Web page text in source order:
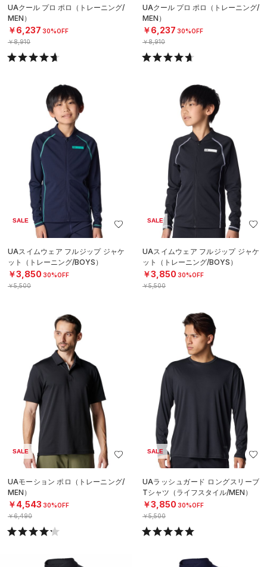
UAクール プロ ポロ（トレーニング/
MEN）
￥6,237 30%OFF
￥8,910
UAクール プロ ポロ（トレーニング/
MEN）
￥6,237 30%OFF
￥8,910
SALE
UAスイムウェア フルジップ ジャケ
ット（トレーニング/BOYS）
￥3,850 30%OFF
￥5,500
SALE
UAスイムウェア フルジップ ジャケ
ット（トレーニング/BOYS）
￥3,850 30%OFF
￥5,500
SALE
UAモーション ポロ（トレーニング/
MEN）
￥4,543 30%OFF
￥6,490
SALE
UAラッシュガード ロングスリーブ
Tシャツ（ライフスタイル/MEN）
￥3,850 30%OFF
￥5,500